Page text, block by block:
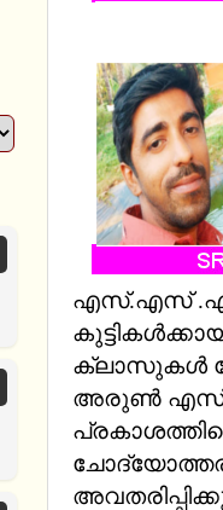
എസ്.എസ്‍
ക്ലാസുകള്‍
അരുണ്‍ എസ്